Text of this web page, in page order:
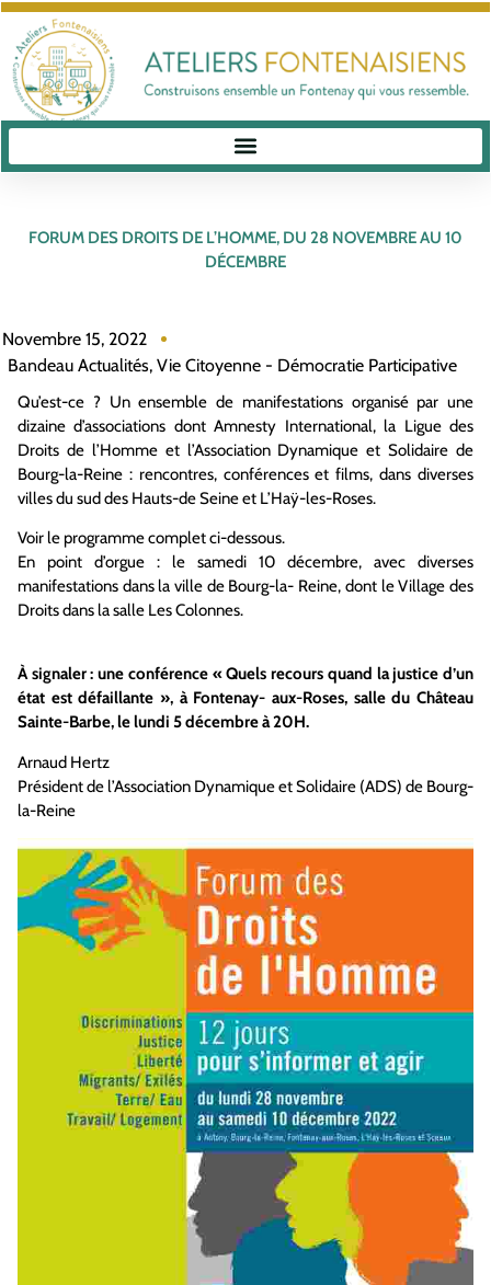
FORUM DES DROITS DE L’HOMME, DU 28 NOVEMBRE AU 10
DÉCEMBRE
Novembre 15, 2022
Bandeau Actualités, Vie Citoyenne - Démocratie Participative
Qu’est-ce ? Un ensemble de manifestations organisé par une
dizaine d’associations dont Amnesty International, la Ligue des
Droits de l’Homme et l’Association Dynamique et Solidaire de
Bourg-la-Reine : rencontres, conférences et films, dans diverses
villes du sud des Hauts-de Seine et L’Haÿ-les-Roses.
Voir le programme complet ci-dessous.
En point d’orgue : le samedi 10 décembre, avec diverses
manifestations dans la ville de Bourg-la- Reine, dont le Village des
Droits dans la salle Les Colonnes.
À signaler : une conférence « Quels recours quand la justice d’un
état est défaillante », à Fontenay- aux-Roses, salle du Château
Sainte-Barbe, le lundi 5 décembre à 20H.
Arnaud Hertz
Président de l’Association Dynamique et Solidaire (ADS) de Bourg-
la-Reine